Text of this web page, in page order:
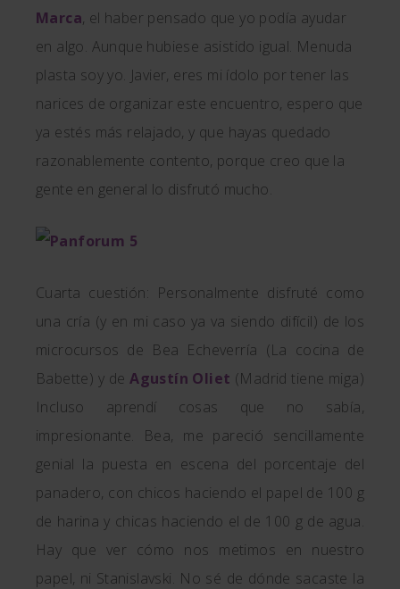
Marca, el haber pensado que yo podía ayudar
en algo. Aunque hubiese asistido igual. Menuda
plasta soy yo. Javier, eres mi ídolo por tener las
narices de organizar este encuentro, espero que
ya estés más relajado, y que hayas quedado
razonablemente contento, porque creo que la
gente en general lo disfrutó mucho.
Cuarta cuestión: Personalmente disfruté como
una cría (y en mi caso ya va siendo difícil) de los
microcursos de Bea Echeverría (La cocina de
Babette) y deAgustín Oliet (Madrid tiene miga)
Incluso aprendí cosas que no sabía,
impresionante. Bea, me pareció sencillamente
genial la puesta en escena del porcentaje del
panadero, con chicos haciendo el papel de 100 g
de harina y chicas haciendo el de 100 g de agua.
Hay que ver cómo nos metimos en nuestro
papel, ni Stanislavski. No sé de dónde sacaste la